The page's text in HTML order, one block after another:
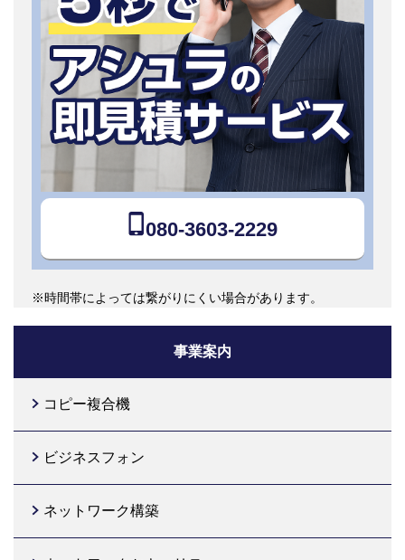
080-3603-2229
※時間帯によっては繋がりにくい場合があります。
事業案内
コピー複合機
ビジネスフォン
ネットワーク構築